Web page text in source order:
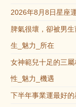
2026年8月8日星座
脾氣很壞，卻被男
生_魅力_所在
女神範兒十足的三
性_魅力_機遇
下半年事業運最好